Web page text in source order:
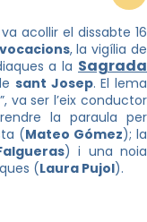
va acollir el dissabte 16
, la vigília de
a la Sagrada
sant Josep. El lema
”, va ser l’eix conductor
la paraula per
(Mateo Gómez); la
) i una noia
(Laura Pujol).